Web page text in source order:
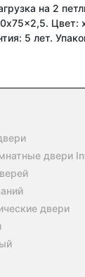
на 2
5 лет.
двери
двери